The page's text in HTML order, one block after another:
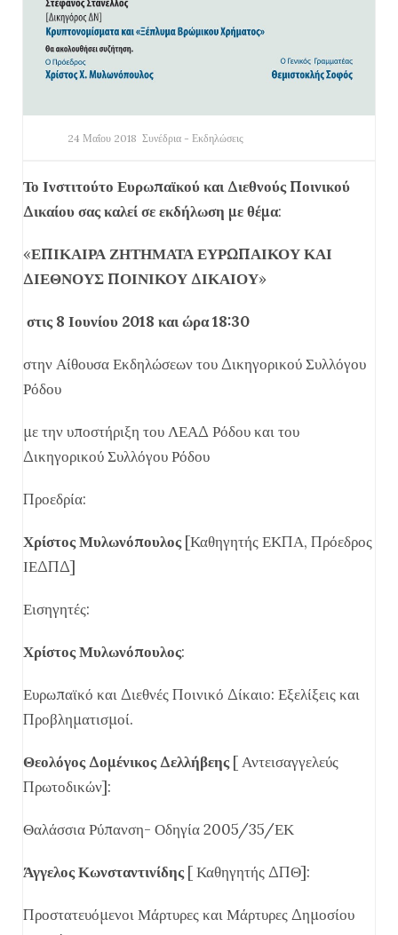
24 Μαΐου 2018 Συνέδρια - Εκδηλώσεις
Το Ινστιτούτο Ευρωπαϊκού και Διεθνούς Ποινικού
Δικαίου σας καλεί σε εκδήλωση με θέμα:
«ΕΠΙΚΑΙΡΑ ΖΗΤΗΜΑΤΑ ΕΥΡΩΠΑΙΚΟΥ ΚΑΙ
ΔΙΕΘΝΟΥΣ ΠΟΙΝΙΚΟΥ ΔΙΚΑΙΟΥ»
στις 8 Ιουνίου 2018 και ώρα 18:30
στην Αίθουσα Εκδηλώσεων του Δικηγορικού Συλλόγου
Ρόδου
με την υποστήριξη του ΛΕΑΔ Ρόδου και του
Δικηγορικού Συλλόγου Ρόδου
Προεδρία:
Χρίστος Μυλωνόπουλος[Καθηγητής ΕΚΠΑ, Πρόεδρος
ΙΕΔΠΔ]
Εισηγητές:
Χρίστος Μυλωνόπουλος:
Ευρωπαϊκό και Διεθνές Ποινικό Δίκαιο: Εξελίξεις και
Προβληματισμοί.
Θεολόγος Δομένικος Δελλήβεης[ Αντεισαγγελεύς
Πρωτοδικών]:
Θαλάσσια Ρύπανση- Οδηγία 2005/35/ΕΚ
Άγγελος Κωνσταντινίδης[ Καθηγητής ΔΠΘ]:
Προστατευόμενοι Μάρτυρες και Μάρτυρες Δημοσίου